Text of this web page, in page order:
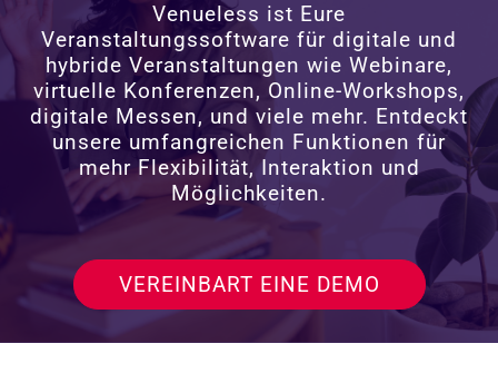
Venueless ist Eure
Veranstaltungssoftware für digitale und
hybride Veranstaltungen wie Webinare,
virtuelle Konferenzen, Online-Workshops,
digitale Messen, und viele mehr. Entdeckt
unsere umfangreichen Funktionen für
mehr Flexibilität, Interaktion und
Möglichkeiten.
VEREINBART EINE DEMO